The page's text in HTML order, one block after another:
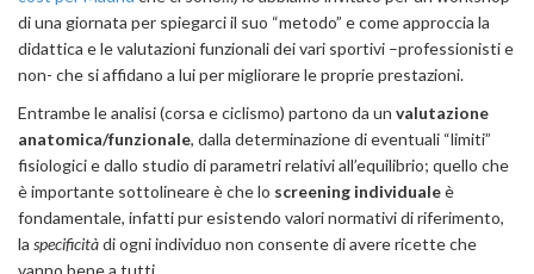
di una giornata per spiegarci il suo “metodo” e come approccia la
didattica e le valutazioni funzionali dei vari sportivi –professionisti e
non- che si affidano a lui per migliorare le proprie prestazioni.
Entrambe le analisi (corsa e ciclismo) partono da un valutazione
anatomica/funzionale, dalla determinazione di eventuali “limiti”
fisiologici e dallo studio di parametri relativi all’equilibrio; quello che
è importante sottolineare è che lo screening individualeè
fondamentale, infatti pur esistendo valori normativi di riferimento,
la specificitàdi ogni individuo non consente di avere ricette che
vanno bene a tutti.